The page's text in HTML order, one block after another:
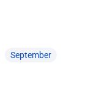
September